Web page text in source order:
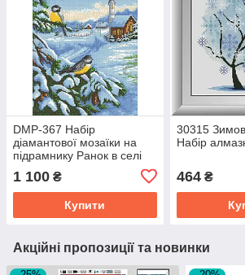
DMP-367 Набір
діамантової мозаїки на
підрамнику Ранок в селі
1 100 ₴
Купити
30315
Набір
464₴
Акційні пропозиції та новинки